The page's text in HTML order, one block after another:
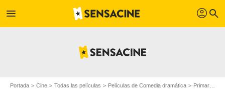
menu profil search
Portada Cine Todas las películas Películas de Comedia dramática Primary Colors